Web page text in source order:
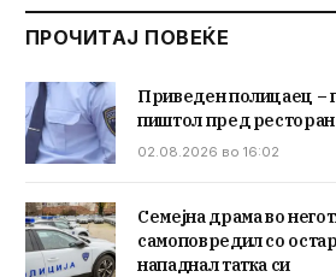
ПРОЧИТАЈ ПОВЕЌЕ
Приведен полицаец –
пиштол пред
02.08.2026 во 16:02
Семејна драма во
самоповредил со
нападнал татка си